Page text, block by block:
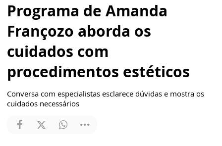
Programa de Amanda
Françozo aborda os
cuidados com
procedimentos estéticos
Conversa com especialistas esclarece dúvidas e mostra os
cuidados necessários